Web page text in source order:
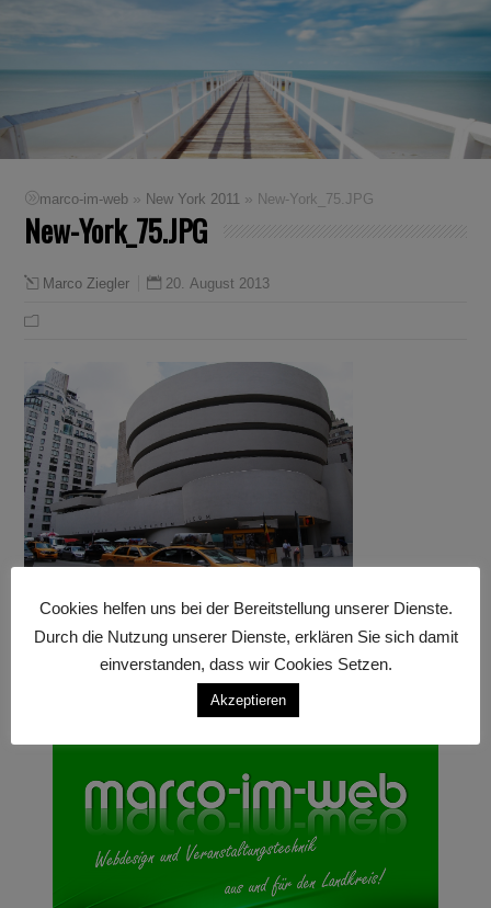
marco-im-web » New York 2011 » New-York_75.JPG
New-York_75.JPG
Marco Ziegler 20. August 2013
Cookies helfen uns bei der Bereitstellung unserer Dienste.
Durch die Nutzung unserer Dienste, erklären Sie sich damit
einverstanden, dass wir Cookies Setzen.
Akzeptieren